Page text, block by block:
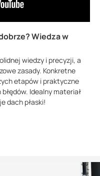
Wiedza w
wiedzy i precyzji, a
zasady. Konkretne
etapów i praktyczne
Idealny materiał
dach płaski!